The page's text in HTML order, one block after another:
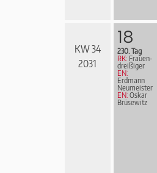
KW 34
2031
18
230. Tag
RK: Frau­en­
drei­ßi­ger
EN:
Erdmann
Neumeister
EN: Oskar
Brüsewitz